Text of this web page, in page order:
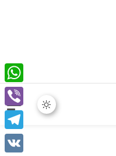
WhatsApp
Viber
Telegram